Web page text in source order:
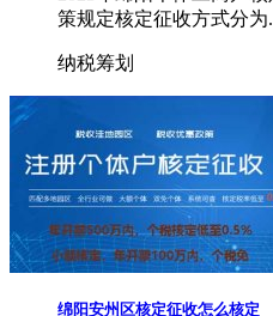
策规定核定征收方式分为
纳税筹划
绵阳安州区核定征收怎么核定